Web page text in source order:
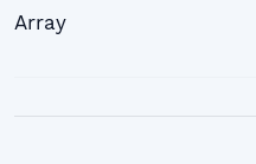
Array